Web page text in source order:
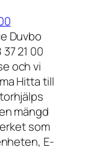
Duvbo
21 00
och vi
Hitta till
mängd
som
E-